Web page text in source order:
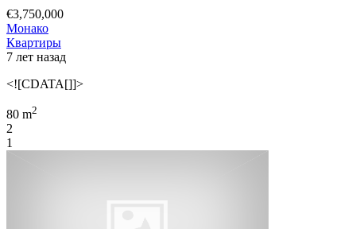
€3,750,000
Монако
Квартиры
7 лет назад
<![CDATA[]]>
80 m2
2
1